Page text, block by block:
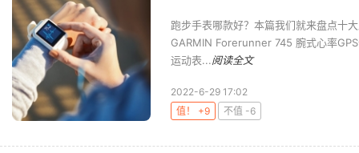
跑步手表哪款好？本篇我们就来盘点十
GARMIN Forerunner 745 腕式心率
运动表...阅读全文
2022-6-29 17:02
值！ +9
不值 -6